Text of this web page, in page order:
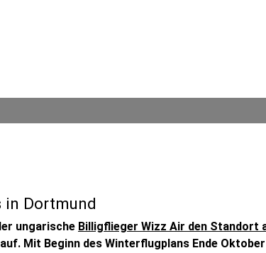
in Dortmund
ungarische Billigflieger Wizz Air den Standort
Mit Beginn des Winterflugplans Ende